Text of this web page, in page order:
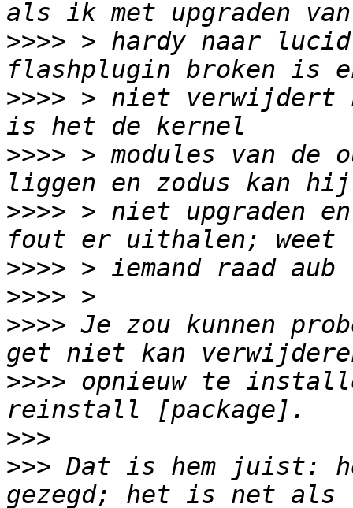
>>>> > hardy naar
>>>> > niet verwijdert
>>>> > modules van de
>>>> > niet upgraden
>>>>
>>>>
>>>> Je zou kunnen
>>>> opnieuw te
>>>
>>> Dat is hem juist: